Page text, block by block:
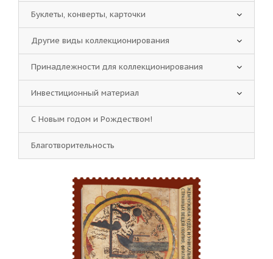
Буклеты, конверты, карточки
Другие виды коллекционирования
Принадлежности для коллекционирования
Инвестиционный материал
С Новым годом и Рождеством!
Благотворительность